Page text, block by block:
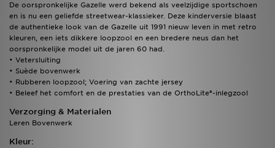
De oorspronkelijke Gazelle werd bekend als veelzijdige sportschoen
en is nu een geliefde streetwear-klassieker. Deze kinderversie blaast
de authentieke look van de Gazelle uit 1991 nieuw leven in met retro
kleuren, een iets dikkere loopzool en een bredere neus dan het
oorspronkelijke model uit de jaren 60 had.
• Vetersluiting
• Suède bovenwerk
• Rubberen loopzool; Voering van zachte jersey
• Beleef het comfort en de prestaties van de OrthoLite®-inlegzool
Verzorging & Materialen
Leren Bovenwerk
Kleur: